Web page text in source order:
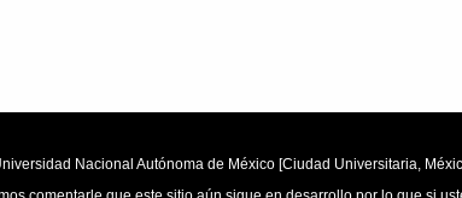
Nacional Autónoma de México [Ciudad Universitaria,